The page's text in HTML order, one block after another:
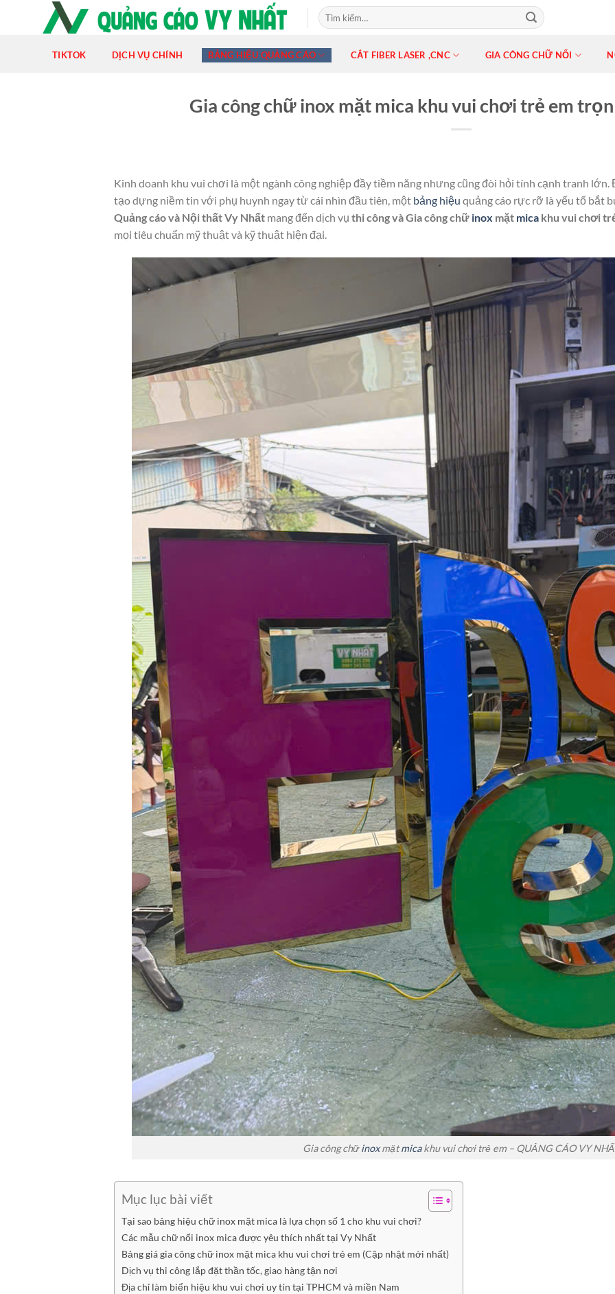
TIKTOK DỊCH VỤ CHÍNH BẢNG HIỆU QUẢNG CÁO CẮT FIBER LASER ,CNC GIA CÔNG CHỮ NỔI
Gia công chữ inox mặt mica khu vui chơi trẻ em
Kinh doanh khu vui chơi là một ngành công nghiệp đầy tiềm năng nhưng cũng đòi hỏi tính cạnh tranh lớn.
tạo dựng niềm tin với phụ huynh ngay từ cái nhìn đầu tiên, một bảng hiệu quảng cáo rực rỡ là yếu tố bắt
Quảng cáo và Nội thất Vy Nhất mang đến dịch vụthi công và Gia công chữ inox mặt mica khu vui chơi
mọi tiêu chuẩn mỹ thuật và kỹ thuật hiện đại.
Gia công chữinoxmặtmicakhu vui chơi trẻ em – QUẢNG CÁO VY
Mục lục bài viết
Tại sao bảng hiệu chữ inox mặt mica là lựa chọn số 1 cho khu vui chơi?
Các mẫu chữ nổi inox mica được yêu thích nhất tại Vy Nhất
Bảng giá gia công chữ inox mặt mica khu vui chơi trẻ em (Cập nhật mới nhất)
Dịch vụ thi công lắp đặt thần tốc, giao hàng tận nơi
Địa chỉ làm biển hiệu khu vui chơi uy tín tại TPHCM và miền Nam